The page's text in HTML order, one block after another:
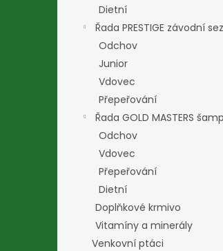
Dietní
Řada PRESTIGE závodní
Odchov
Junior
Vdovec
Přepeřování
Řada GOLD MASTERS
Odchov
Vdovec
Přepeřování
Dietní
Doplňkové krmivo
Vitamíny a minerály
Venkovní ptáci